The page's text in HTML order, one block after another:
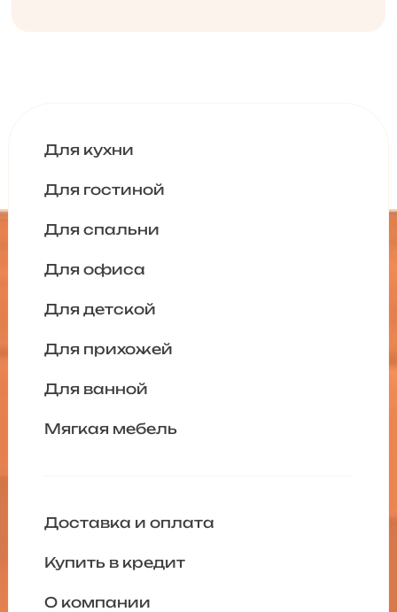
Для кухни
Для гостиной
Для спальни
Для офиса
Для детской
Для прихожей
Для ванной
Мягкая мебель
Доставка и оплата
Купить в кредит
О компании